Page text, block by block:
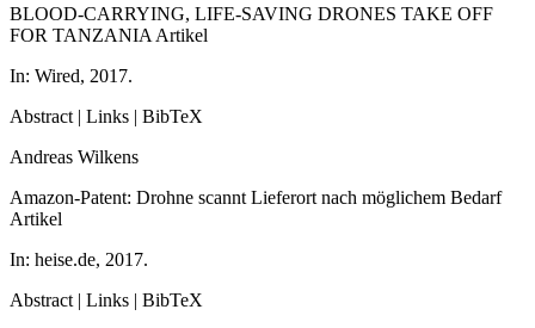
BLOOD-CARRYING, LIFE-SAVING DRONES TAKE OFF
FOR TANZANIAArtikel
In: Wired, 2017.
Abstract| Links
BibTeX
Andreas Wilkens
Amazon-Patent: Drohne scannt Lieferort nach möglichem Bedarf
Artikel
In: heise.de, 2017.
Abstract| Links
BibTeX